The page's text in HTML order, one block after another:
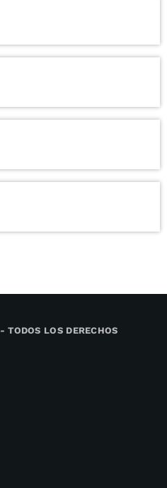
- TODOS LOS DERECHOS